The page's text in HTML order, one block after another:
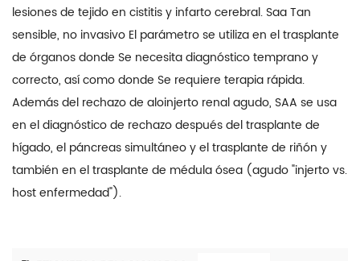
lesiones de tejido en cistitis y infarto cerebral. Saa Tan
sensible, no invasivo El parámetro se utiliza en el trasplante
de órganos donde Se necesita diagnóstico temprano y
correcto, así como donde Se requiere terapia rápida.
Además del rechazo de aloinjerto renal agudo, SAA se usa
en el diagnóstico de rechazo después del trasplante de
hígado, el páncreas simultáneo y el trasplante de riñón y
también en el trasplante de médula ósea (agudo "injerto vs.
host enfermedad").